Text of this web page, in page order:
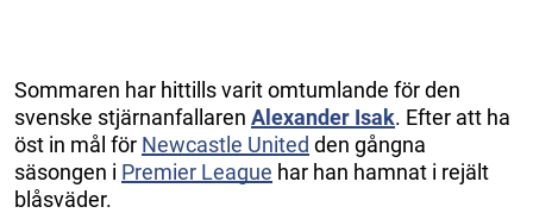
Sommaren har hittills varit omtumlande för den
svenske stjärnanfallaren Alexander Isak. Efter att ha
öst in mål för Newcastle United den gångna
säsongen i Premier League har han hamnat i rejält
blåsväder.